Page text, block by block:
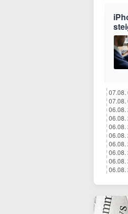
07.08.
07.08.
06.08.
06.08.
06.08.
06.08.
06.08.
06.08.
06.08.
06.08.